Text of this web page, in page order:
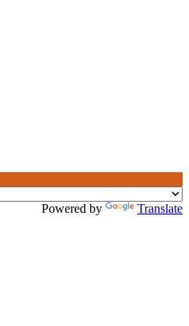
Powered by Translate